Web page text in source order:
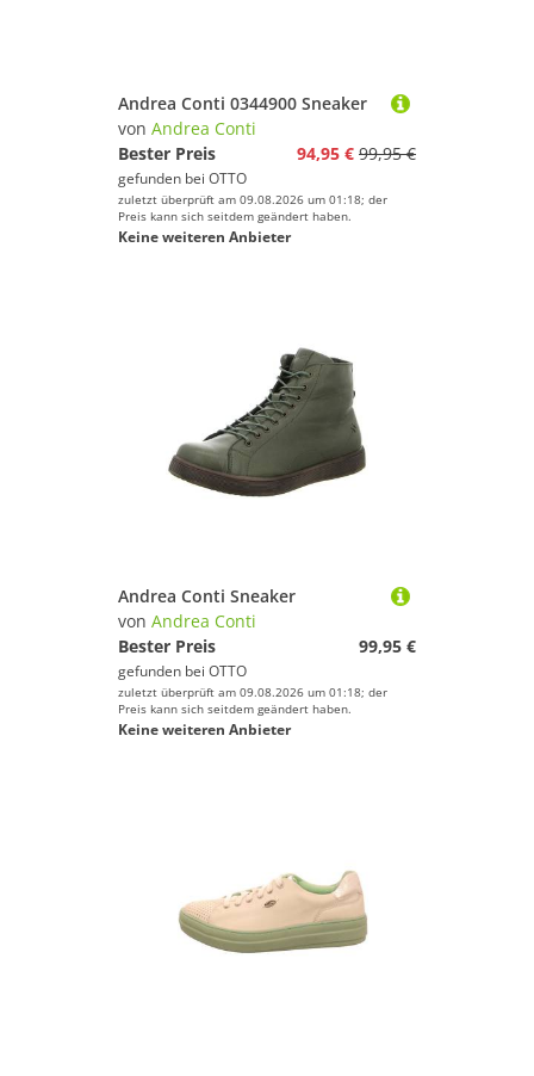
Andrea Conti 0344900 Sneaker
von Andrea Conti
Bester Preis
94,95 € 99,95 €
gefunden bei OTTO
zuletzt überprüft am 09.08.2026 um 01:18; der
Preis kann sich seitdem geändert haben.
Keine weiteren Anbieter
Andrea Conti Sneaker
von Andrea Conti
Bester Preis
99,95 €
gefunden bei OTTO
zuletzt überprüft am 09.08.2026 um 01:18; der
Preis kann sich seitdem geändert haben.
Keine weiteren Anbieter